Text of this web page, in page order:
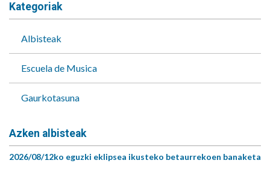
Kategoriak
Albisteak
Escuela de Musica
Gaurkotasuna
Azken albisteak
2026/08/12ko eguzki eklipsea ikusteko betaurrekoen banaketa